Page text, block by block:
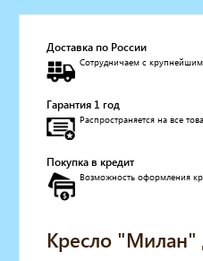
Косметологическое
Маникюрное
Педикюрное
Массажное и SPA
Стерилизаторы
Оборудование для
Оборудование для нейл-
Коллагенарий
Доставка по России
Сотрудничаем с
Гарантия 1 год
Распространяется на все
Покупка в кредит
Возможность оформления
Кресло "Милан"